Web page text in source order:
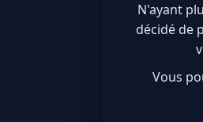
N'ayant
décidé de
Vous